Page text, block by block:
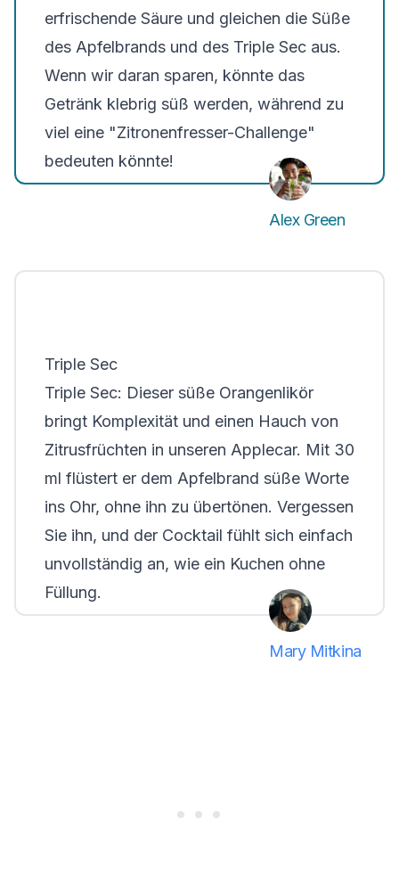
erfrischende Säure und gleichen die Süße
des Apfelbrands und des Triple Sec aus.
Wenn wir daran sparen, könnte das
Getränk klebrig süß werden, während zu
viel eine "Zitronenfresser-Challenge"
bedeuten könnte!
Alex Green
Triple Sec
Triple Sec: Dieser süße Orangenlikör
bringt Komplexität und einen Hauch von
Zitrusfrüchten in unseren Applecar. Mit 30
ml flüstert er dem Apfelbrand süße Worte
ins Ohr, ohne ihn zu übertönen. Vergessen
Sie ihn, und der Cocktail fühlt sich einfach
unvollständig an, wie ein Kuchen ohne
Füllung.
Mary Mitkina